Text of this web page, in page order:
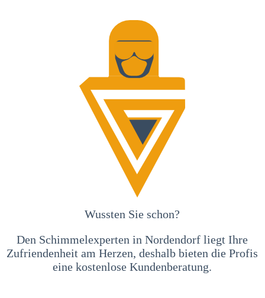
Wussten Sie schon?
Den Schimmelexperten in Nordendorf liegt Ihre
Zufriendenheit am Herzen, deshalb bieten die Profis
eine kostenlose Kundenberatung.